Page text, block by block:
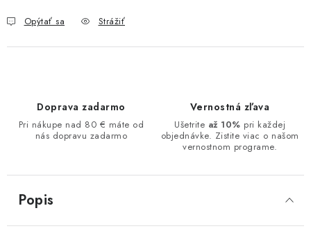
Opýtať sa Strážiť
Doprava zadarmo
Pri nákupe nad 80 € máte od
nás dopravu zadarmo
Vernostná zľava
Ušetrite až 10% pri každej
objednávke. Zistite viac o našom
vernostnom programe.
Popis